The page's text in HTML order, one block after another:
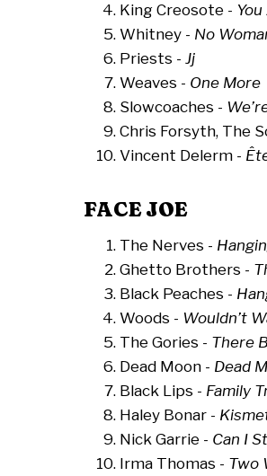
King Creosote -
Whitney - No
Priests - Jj
Weaves - One More
Slowcoaches -
Chris Forsyth, The
Vincent Delerm -
FACE JOE
The Nerves -
Ghetto Brothers -
Black Peaches -
Woods - Wouldn’t
The Gories - There
Dead Moon - Dead
Black Lips - Family
Haley Bonar -
Nick Garrie - Can I
Irma Thomas - Two